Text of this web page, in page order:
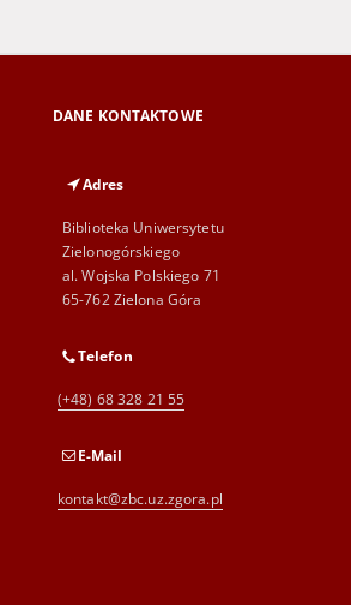
DANE KONTAKTOWE
Adres
Biblioteka Uniwersytetu
Zielonogórskiego
al. Wojska Polskiego 71
65-762 Zielona Góra
Telefon
(+48) 68 328 21 55
E-Mail
kontakt@zbc.uz.zgora.pl